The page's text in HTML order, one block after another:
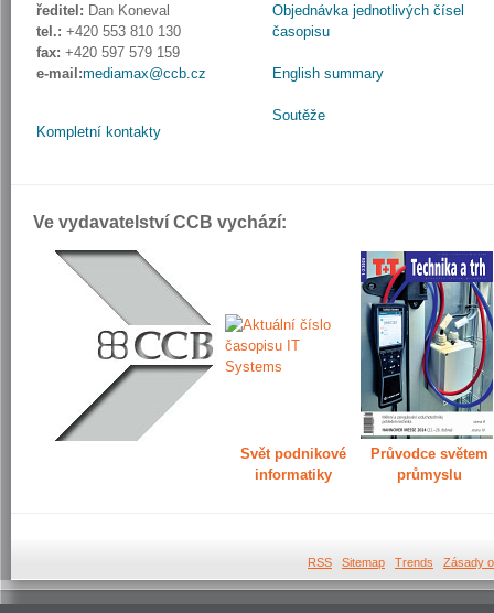
ředitel: Dan Koneval
tel.: +420 553 810 130
fax: +420 597 579 159
e-mail:mediamax@ccb.cz
Kompletní kontakty
Objednávka jednotlivých čísel
časopisu
English summary
Soutěže
Ve vydavatelství CCB vychází:
Svět podnikové
informatiky
Průvodce světem
průmyslu
RSS Sitemap Trends Zásady